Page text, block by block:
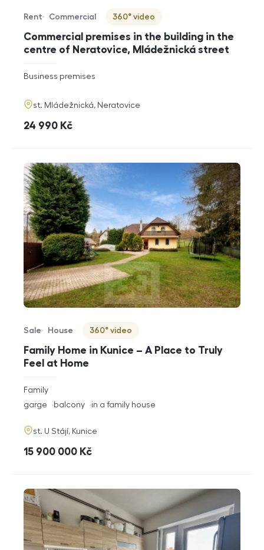
Commercial premises in the building in the
centre of Neratovice, Mládežnická street
Offer type
Rent
Property type
Commercial
Virtuální prohlídka
360° video
rozměry
disposition
Business premises
adresa
st. Mládežnická, Neratovice
cena
24 990 Kč
Family Home in Kunice – A Place to Truly
Feel at Home
Offer type
Sale
Property type
House
Virtuální prohlídka
360° video
rozměry
disposition
Family
funkce
garge balcony in a family house
adresa
st. U Stájí, Kunice
cena
15 900 000 Kč